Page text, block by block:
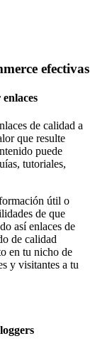
efectivas
de calidad a
que resulte
puede
tutoriales,
útil o
de que
así enlaces de
de calidad
en tu nicho de
y visitantes a tu